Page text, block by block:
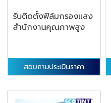
รับติดตั้งฟิล์มกรองแสง
สำนักงานคุณภาพสูง
สอบถามประเมินราคา